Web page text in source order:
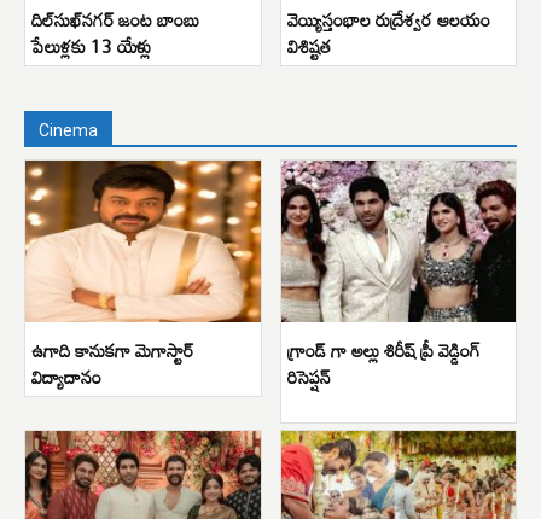
దిల్‌సుఖ్‌నగర్ జంట బాంబు
పేలుళ్లకు 13 యేళ్లు
వెయ్యిస్తంభాల రుద్రేశ్వర ఆలయం
విశిష్టత
Cinema
ఉగాది కానుకగా మెగాస్టార్
విద్యాదానం
గ్రాండ్ గా అల్లు శిరీష్ ప్రీ వెడ్డింగ్
రిసెప్షన్